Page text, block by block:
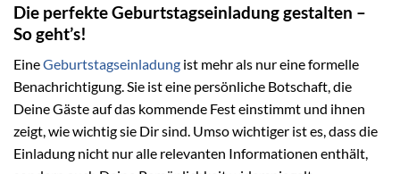
Die perfekte Geburtstagseinladung gestalten –
So geht’s!
EineGeburtstagseinladung ist mehr als nur eine formelle
Benachrichtigung. Sie ist eine persönliche Botschaft, die
Deine Gäste auf das kommende Fest einstimmt und ihnen
zeigt, wie wichtig sie Dir sind. Umso wichtiger ist es, dass die
Einladung nicht nur alle relevanten Informationen enthält,